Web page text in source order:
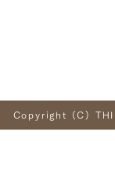
Copyright (C)